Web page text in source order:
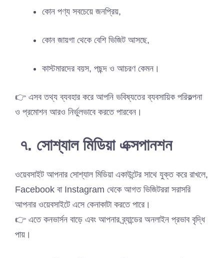
কোন পণ্য সবচেয়ে জনপ্রিয়,
কোন জায়গা থেকে বেশি ভিজিট আসছে,
কাস্টমারদের বয়স, পছন্দ ও আচরণ কেমন।
👉 এসব তথ্য ব্যবহার করে আপনি ভবিষ্যতের ব্যবসায়িক পরিকল্পনা
ও প্রমোশন আরও নির্ভুলভাবে করতে পারবেন।
৭. সোশ্যাল মিডিয়া এক্সপানশন
ওয়েবসাইট আপনার সোশ্যাল মিডিয়া একাউন্টের সাথে যুক্ত করে রাখলে,
Facebook বা Instagram থেকে আগত ভিজিটররা সরাসরি
আপনার ওয়েবসাইটে এসে কেনাকাটা করতে পারে।
👉 এতে কনভার্সন বাড়ে এবং আপনার ব্র্যান্ডের অনলাইন প্রভাব বৃদ্ধি
পায়।